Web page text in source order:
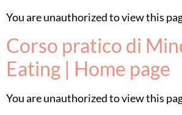
You are unauthorized to view this
Corso pratico di
Eating | Home page
You are unauthorized to view this